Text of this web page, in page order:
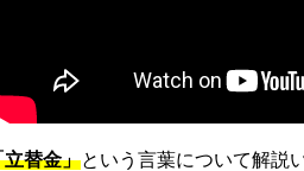
立替金」という言葉について解説